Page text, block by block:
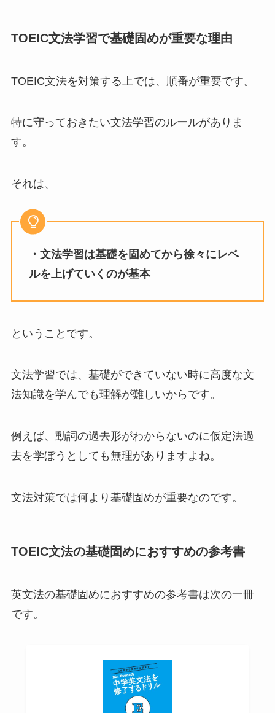
TOEIC文法学習で基礎固めが重要な理由
TOEIC文法を対策する上では、順番が重要です。
特に守っておきたい文法学習のルールがありま
す。
それは、
・文法学習は基礎を固めてから徐々にレベ
ルを上げていくのが基本
ということです。
文法学習では、基礎ができていない時に高度な文
法知識を学んでも理解が難しいからです。
例えば、動詞の過去形がわからないのに仮定法過
去を学ぼうとしても無理がありますよね。
文法対策では何より基礎固めが重要なのです。
TOEIC文法の基礎固めにおすすめの参考書
英文法の基礎固めにおすすめの参考書は次の一冊
です。